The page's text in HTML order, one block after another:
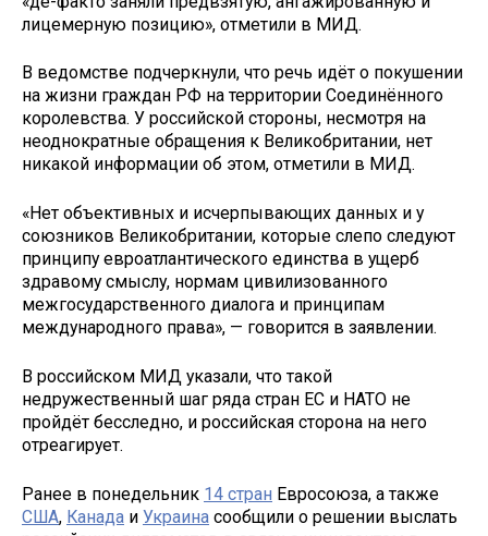
лицемерную позицию», отметили в МИД.
В ведомстве подчеркнули, что речь идёт о покушении
на жизни граждан РФ на территории Соединённого
королевства. У российской стороны, несмотря на
неоднократные обращения к Великобритании, нет
никакой информации об этом, отметили в МИД.
«Нет объективных и исчерпывающих данных и у
союзников Великобритании, которые слепо следуют
принципу евроатлантического единства в ущерб
здравому смыслу, нормам цивилизованного
межгосударственного диалога и принципам
международного права», — говорится в заявлении.
В российском МИД указали, что такой
недружественный шаг ряда стран ЕС и НАТО не
пройдёт бесследно, и российская сторона на него
отреагирует.
Ранее в понедельник 14 стран Евросоюза, а также
США, Канада и Украина сообщили о решении выслать